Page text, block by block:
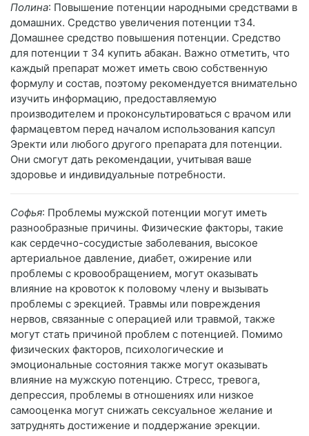
Полина: Повышение потенции народными средствами в
домашних. Средство увеличения потенции т34.
Домашнее средство повышения потенции. Средство
для потенции т 34 купить абакан. Важно отметить, что
каждый препарат может иметь свою собственную
формулу и состав, поэтому рекомендуется внимательно
изучить информацию, предоставляемую
производителем и проконсультироваться с врачом или
фармацевтом перед началом использования капсул
Эректи или любого другого препарата для потенции.
Они смогут дать рекомендации, учитывая ваше
здоровье и индивидуальные потребности.
Софья: Проблемы мужской потенции могут иметь
разнообразные причины. Физические факторы, такие
как сердечно-сосудистые заболевания, высокое
артериальное давление, диабет, ожирение или
проблемы с кровообращением, могут оказывать
влияние на кровоток к половому члену и вызывать
проблемы с эрекцией. Травмы или повреждения
нервов, связанные с операцией или травмой, также
могут стать причиной проблем с потенцией. Помимо
физических факторов, психологические и
эмоциональные состояния также могут оказывать
влияние на мужскую потенцию. Стресс, тревога,
депрессия, проблемы в отношениях или низкое
самооценка могут снижать сексуальное желание и
затруднять достижение и поддержание эрекции.